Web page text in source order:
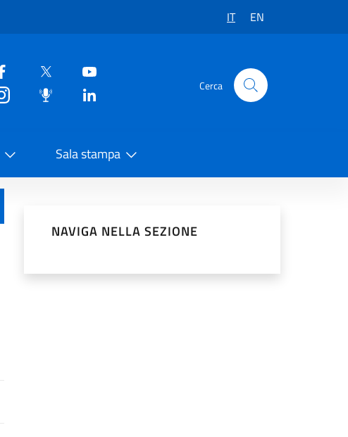
IT EN
Cerca
Sala stampa
NAVIGA NELLA SEZIONE